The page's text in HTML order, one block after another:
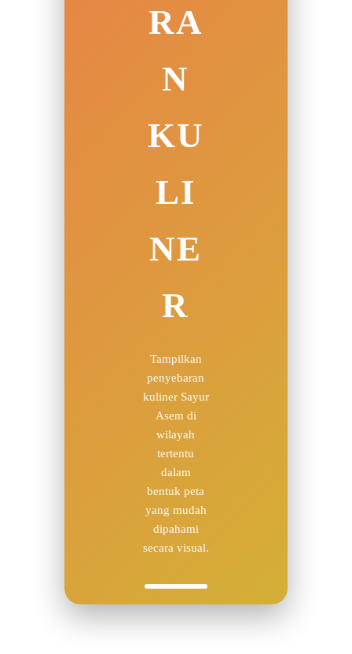
RA
N
KU
LI
NE
R
Tampilkan
penyebaran
kuliner Sayur
Asem di
wilayah
tertentu
dalam
bentuk peta
yang mudah
dipahami
secara visual.